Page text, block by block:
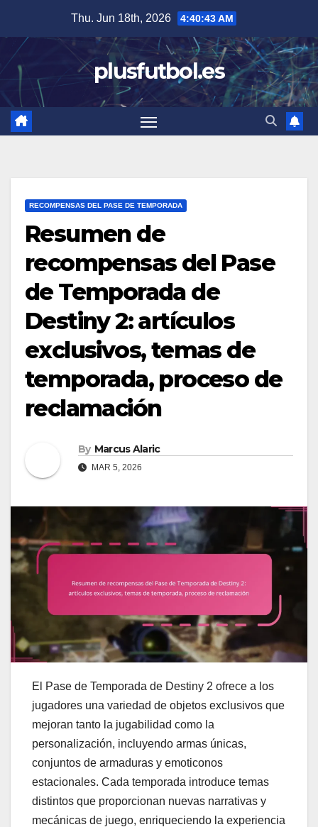
content
Thu. Jun 18th, 2026 4:40:44 AM
plusfutbol.es
RECOMPENSAS DEL PASE DE TEMPORADA
Resumen de
recompensas del Pase
de Temporada de
Destiny 2: artículos
exclusivos, temas de
temporada, proceso de
reclamación
By Marcus Alaric
MAR 5, 2026
El Pase de Temporada de Destiny 2 ofrece a los
jugadores una variedad de objetos exclusivos que
mejoran tanto la jugabilidad como la
personalización, incluyendo armas únicas,
conjuntos de armaduras y emoticonos
estacionales. Cada temporada introduce temas
distintos que proporcionan nuevas narrativas y
mecánicas de juego, enriqueciendo la experiencia